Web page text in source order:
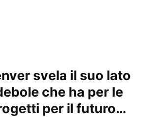
svela il suo lato
che ha per le
per il futuro…